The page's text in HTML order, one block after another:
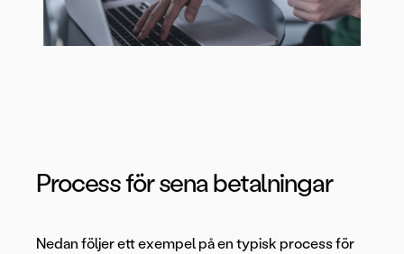
Process för sena betalningar
Nedan följer ett exempel på en typisk process för